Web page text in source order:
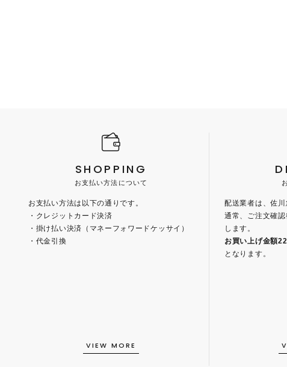
SHOPPING
お支払い方法について
お支払い方法は以下の通りです。
・クレジットカード決済
・掛け払い決済（マネーフォワードケッサイ）
・代金引換
VIEW MORE
配送業者は、佐川
通常、ご注文確
します。
お買い上げ金額
となります。